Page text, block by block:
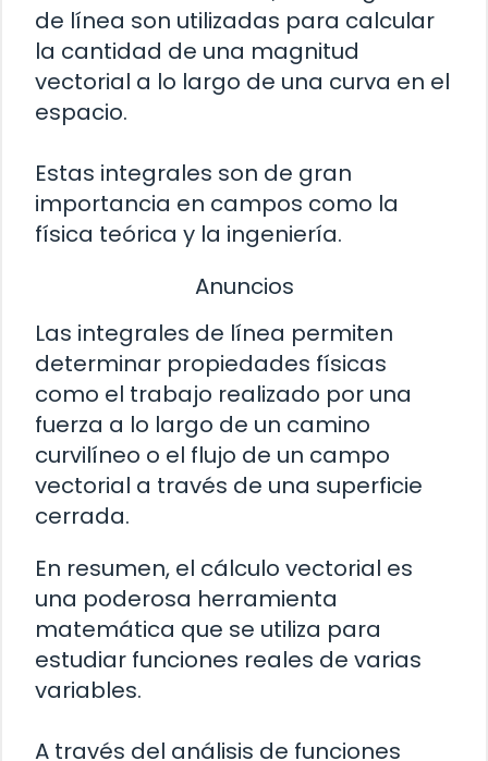
de línea son utilizadas para calcular
la cantidad de una magnitud
vectorial a lo largo de una curva en el
espacio.
Estas integrales son de gran
importancia en campos como la
física teórica y la ingeniería.
Anuncios
Las integrales de línea permiten
determinar propiedades físicas
como el trabajo realizado por una
fuerza a lo largo de un camino
curvilíneo o el flujo de un campo
vectorial a través de una superficie
cerrada.
En resumen, el cálculo vectorial es
una poderosa herramienta
matemática que se utiliza para
estudiar funciones reales de varias
variables.
A través del análisis de funciones